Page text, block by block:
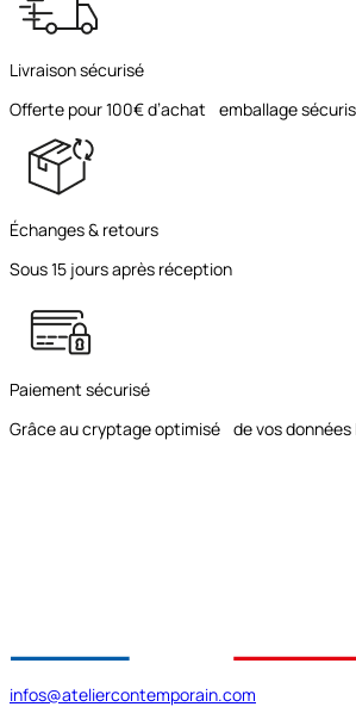
Livraison sécurisé
Offerte pour 100€ d’achat emballage
Échanges & retours
Sous 15 jours après réception
Paiement sécurisé
Grâce au cryptage optimisé de vos données
infos@ateliercontemporain.com